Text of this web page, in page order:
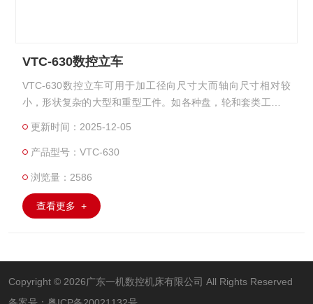
VTC-630数控立车
VTC-630数控立车可用于加工径向尺寸大而轴向尺寸相对较
小，形状复杂的大型和重型工件。如各种盘，轮和套类工件的
更新时间：2025-12-05
产品型号：VTC-630
浏览量：2586
查看更多 +
Copyright © 2026广东一机数控机床有限公司 All Rights Reserved